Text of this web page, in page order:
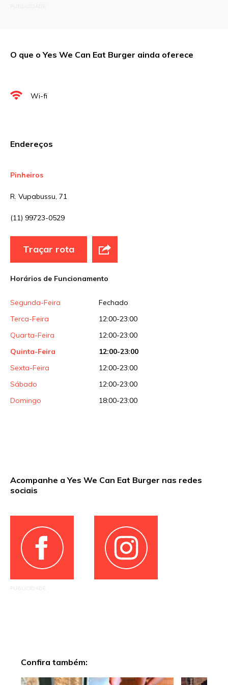
Nome
Sua avaliação
O que o Yes We Can Eat Burger ainda oferece
Wi-fi
Endereços
Pinheiros
R. Vupabussu, 71
(11) 99723-0529
Traçar rota
Horários de Funcionamento
Segunda-Feira
Fechado
Terca-Feira
12:00-23:00
Quarta-Feira
12:00-23:00
Quinta-Feira
12:00-23:00
Sexta-Feira
12:00-23:00
Sábado
12:00-23:00
Domingo
18:00-23:00
Acompanhe a Yes We Can Eat Burger nas redes
sociais
PUBLICIDADE
Confira também: